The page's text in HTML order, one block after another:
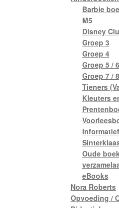
Barbie
M5
Disney
Groep 3
Groep 4
Groep 5 / 6
Groep 7 / 8
Tieners
Kleuters
Informatief
Oude
eBooks
Nora Roberts
Opvoeding /